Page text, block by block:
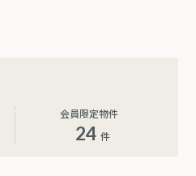
会員限定物件
24 件